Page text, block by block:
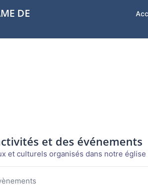
DE
et des événements
et culturels organisés dans notre église